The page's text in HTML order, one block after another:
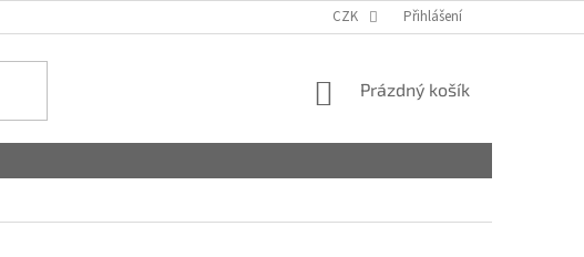
CZK Přihlášení
NÁKUPNÍ
Prázdný košík